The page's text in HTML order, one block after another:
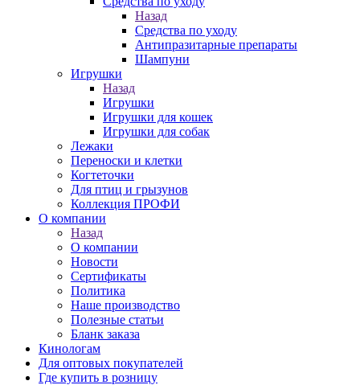
Назад
Средства по уходу
Антипразитарные препараты
Шампуни
Игрушки
Назад
Игрушки
Игрушки для кошек
Игрушки для собак
Лежаки
Переноски и клетки
Когтеточки
Для птиц и грызунов
Коллекция ПРОФИ
О компании
Назад
О компании
Новости
Сертификаты
Политика
Наше производство
Полезные статьи
Бланк заказа
Кинологам
Для оптовых покупателей
Где купить в розницу